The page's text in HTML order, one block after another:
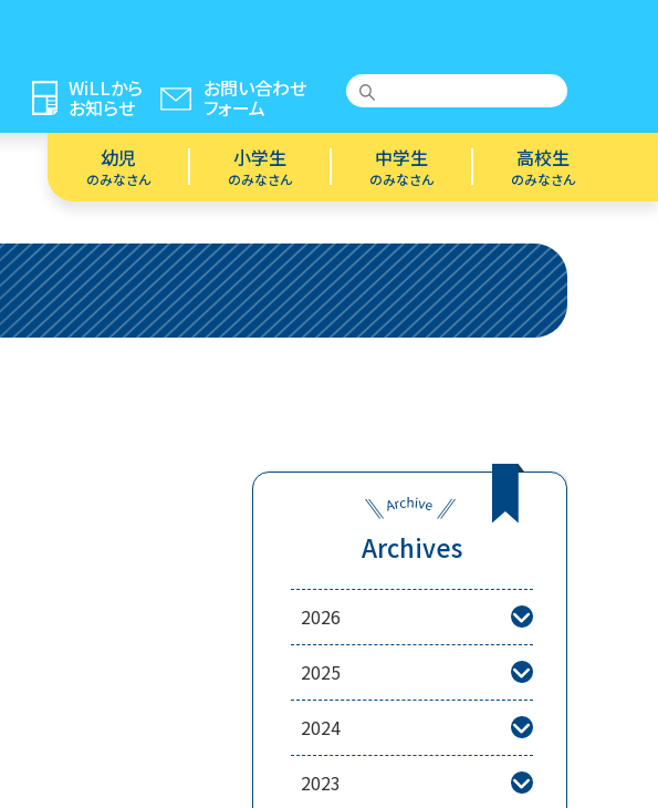
幼児
のみなさん
小学生
のみなさん
中学生
のみなさん
高校生
のみなさん
WiLLから
お知らせ
お問い合わせ
フォーム
Archives
2026 
2025 
2024 
2023 